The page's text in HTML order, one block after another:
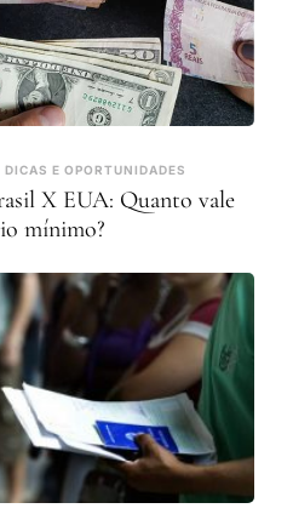
DICAS E OPORTUNIDADES
X EUA: Quanto vale
mínimo?